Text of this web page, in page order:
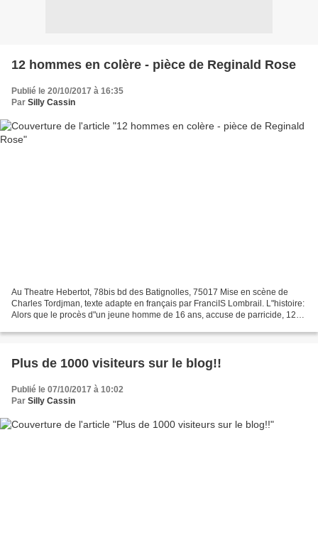
12 hommes en colère - pièce de Reginald Rose
Publié le 20/10/2017 à 16:35
Par Silly Cassin
Au Theatre Hebertot, 78bis bd des Batignolles, 75017 Mise en scène de
Charles Tordjman, texte adapte en français par FranciIS Lombrail. L"histoire:
Alors que le procès d"un jeune homme de 16 ans, accuse de parricide, 12
Plus de 1000 visiteurs sur le blog!!
Publié le 07/10/2017 à 10:02
Par Silly Cassin